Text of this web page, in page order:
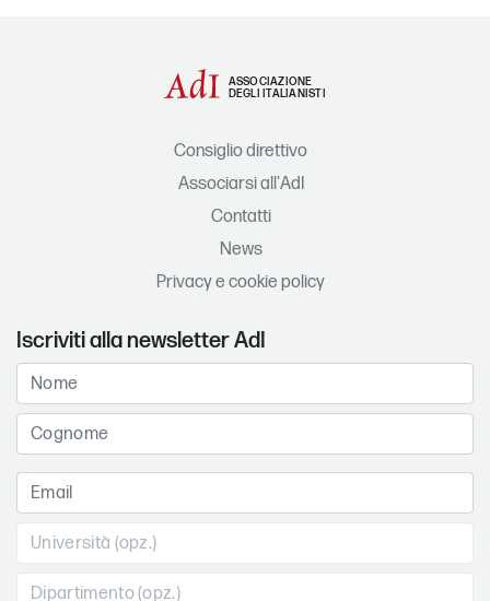
ASSOCIAZIONE
DEGLI ITALIANISTI
Consiglio direttivo
Associarsi all'AdI
Contatti
News
Privacy e cookie policy
Iscriviti alla newsletter AdI